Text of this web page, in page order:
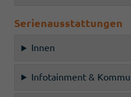
Serienausstattungen
Innen
Infotainment &